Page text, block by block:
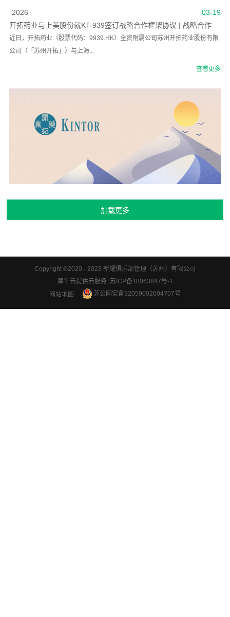
03-19
2026
开拓药业与上美股份就KT-939签订战略合作框架协议 | 战略合作
近日，开拓药业（股票代码：9939.HK）全资附属公司苏州开拓药业股份有限
公司（「苏州开拓」）与上海...
查看更多
Copyright ©2020 - 2023 新耀俱乐部管理（苏州）有限公司
犀牛云提供云服务 苏ICP备18063847号-1
网站地图
苏公网安备32059002004707号